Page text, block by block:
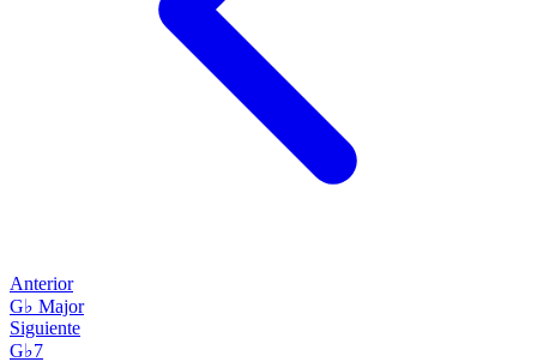
Anterior
G♭ Major
Siguiente
G♭7